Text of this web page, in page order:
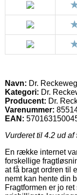
Navn: Dr.
Kategori: Dr.
Producent: Dr.
Varenummer:
EAN:
Vurderet til 4.2 ud af
En række internet
forskellige
at få bragt ordren til
nemt kan hente din
Fragtformen er jo